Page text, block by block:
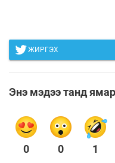
ЖИРГЭХ
Энэ мэдээ танд
0 0 1